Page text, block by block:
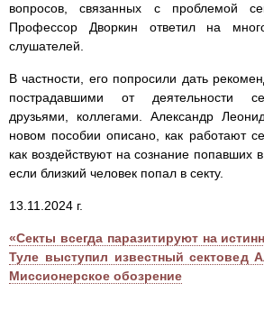
вопросов, связанных с проблемой
Профессор Дворкин ответил на
слушателей.
В частности, его попросили дать
пострадавшими от деятельности
друзьями, коллегами. Александр
новом пособии описано, как работают
как воздействуют на сознание попавших
если близкий человек попал в секту.
13.11.2024 г.
«Секты всегда паразитируют на
Туле выступил известный сектовед
Миссионерское обозрение